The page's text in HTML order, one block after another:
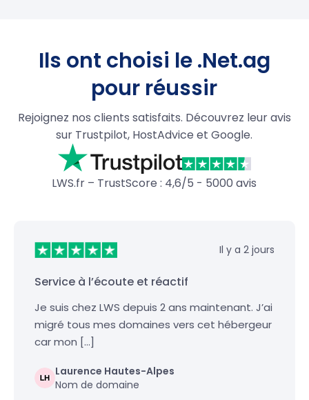
Ils ont choisi le .Net.ag
pour réussir
Rejoignez nos clients satisfaits. Découvrez leur avis
sur Trustpilot, HostAdvice et Google.
LWS.fr – TrustScore : 4,6/5 - 5000 avis
Il y a 2 jours
Service à l’écoute et réactif
Je suis chez LWS depuis 2 ans maintenant. J’ai
migré tous mes domaines vers cet hébergeur
car mon […]
Laurence Hautes-Alpes
Nom de domaine